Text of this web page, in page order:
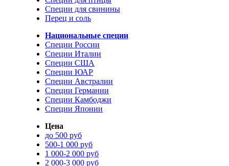
Специи для свинины
Перец и соль
Национальные специи
Специи России
Специи Италии
Специи США
Специи ЮАР
Специи Австралии
Специи Германии
Специи Камбоджи
Специи Японии
Цена
до 500 руб
500-1 000 руб
1 000-2 000 руб
2 000-3 000 руб